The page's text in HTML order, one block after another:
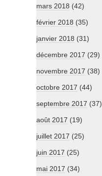
mars 2018 (42)
février 2018 (35)
janvier 2018 (31)
décembre 2017 (29)
novembre 2017 (38)
octobre 2017 (44)
septembre 2017 (37)
août 2017 (19)
juillet 2017 (25)
juin 2017 (25)
mai 2017 (34)